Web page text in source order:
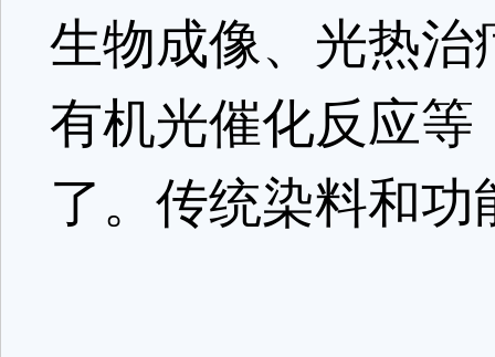
生物成像、光热
有机光催化反应
了。传统染料和